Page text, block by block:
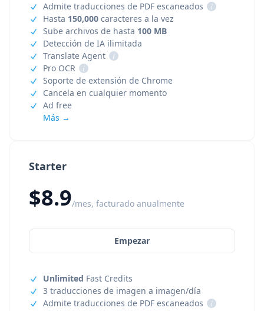
Starter
$8.9/mes, facturado anualmente
Empezar
Unlimited Fast Credits
3 traducciones de imagen a imagen/día
Admite traducciones de PDF escaneados
i
Admite traducciones de PDF escaneados
i
Hasta 150,000 caracteres a la vez
Sube archivos de hasta 100 MB
Detección de IA ilimitada
Translate Agent
i
Pro OCR
i
Soporte de extensión de Chrome
Cancela en cualquier momento
Ad free
Más →